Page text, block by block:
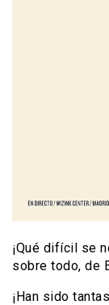
¡Qué difícil se
sobre todo, de
¡Han sido